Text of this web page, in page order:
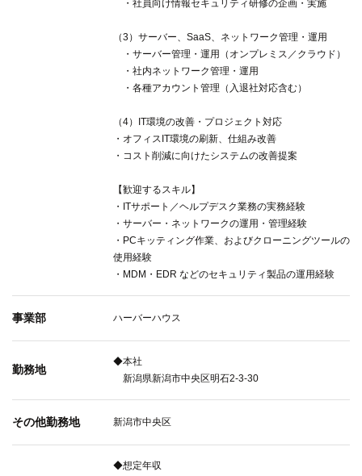
・社員向け情報セキュリティ研修の企画・実施
（3）サーバー、SaaS、ネットワーク管理・運用
・サーバー管理・運用（オンプレミス／クラウド）
・社内ネットワーク管理・運用
・各種アカウント管理（入退社対応含む）
（4）IT環境の改善・プロジェクト対応
・オフィスIT環境の刷新、仕組み改善
・コスト削減に向けたシステムの改善提案
【歓迎するスキル】
・ITサポート／ヘルプデスク業務の実務経験
・サーバー・ネットワークの運用・管理経験
・PCキッティング作業、およびクローニングツールの
使用経験
・MDM・EDR などのセキュリティ製品の運用経験
事業部 ハーバーハウス
勤務地
◆本社
新潟県新潟市中央区明石2-3-30
その他勤務地 新潟市中央区
◆想定年収